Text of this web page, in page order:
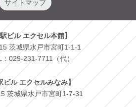
サイトマップ
ビル エクセル本館】
茨城県水戸市宮町1-1-1
：029-231-7711（代）
ビル エクセルみなみ】
茨城県水戸市宮町1-7-31